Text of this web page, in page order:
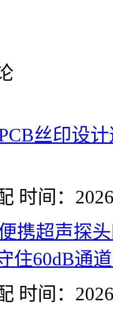
丝印设
时间：
携超声探
住60dB通
时间：